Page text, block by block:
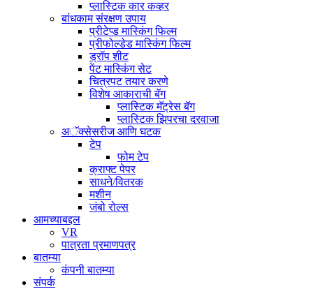
प्लास्टिक कार कव्हर
बांधकाम संरक्षण उपाय
प्रीटेप्ड मास्किंग फिल्म
प्रीफोल्डेड मास्किंग फिल्म
ड्रॉप शीट
पेंट मास्किंग सेट
चित्रपट तयार करणे
विशेष आकाराची बॅग
प्लास्टिक मॅट्रेस बॅग
प्लास्टिक झिपरचा दरवाजा
अॅक्सेसरीज आणि घटक
टेप
फोम टेप
क्राफ्ट पेपर
साधने/वितरक
मशीन
जंबो रोल्स
आमच्याबद्दल
VR
पात्रता प्रमाणपत्र
बातम्या
कंपनी बातम्या
संपर्क